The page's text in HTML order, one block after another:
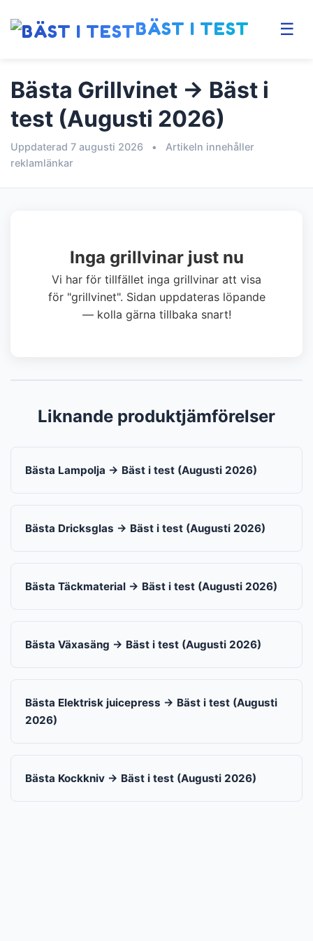
BÄST I TEST ☰
Bästa Grillvinet → Bäst i
test (Augusti 2026)
Uppdaterad 7 augusti 2026 •
Artikeln innehåller
reklamlänkar
Inga grillvinar just nu
Vi har för tillfället inga grillvinar att visa
för "grillvinet". Sidan uppdateras löpande
— kolla gärna tillbaka snart!
Liknande produktjämförelser
Bästa Lampolja → Bäst i test (Augusti 2026)
Bästa Dricksglas → Bäst i test (Augusti 2026)
Bästa Täckmaterial → Bäst i test (Augusti 2026)
Bästa Växasäng → Bäst i test (Augusti 2026)
Bästa Elektrisk juicepress → Bäst i test (Augusti
2026)
Bästa Kockkniv → Bäst i test (Augusti 2026)